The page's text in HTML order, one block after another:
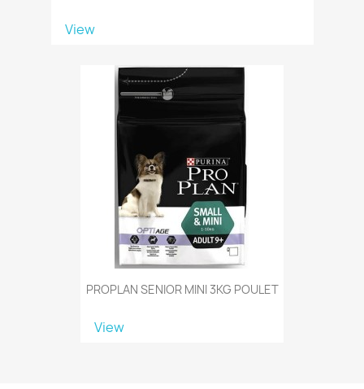
View
PROPLAN SENIOR MINI 3KG POULET
View